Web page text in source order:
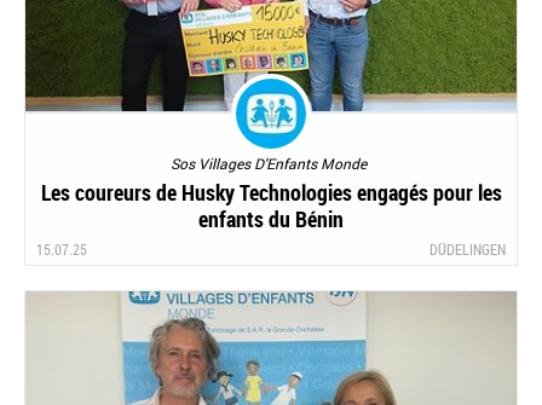
Sos Villages D'Enfants Monde
Les coureurs de Husky Technologies engagés pour les
enfants du Bénin
15.07.25 DÜDELINGEN